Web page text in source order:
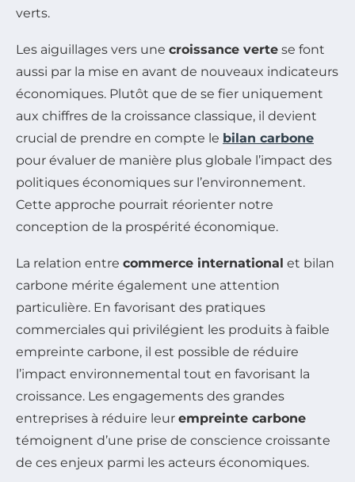
verts.
Les aiguillages vers une croissance verte se font
aussi par la mise en avant de nouveaux indicateurs
économiques. Plutôt que de se fier uniquement
aux chiffres de la croissance classique, il devient
crucial de prendre en compte le bilan carbone
pour évaluer de manière plus globale l’impact des
politiques économiques sur l’environnement.
Cette approche pourrait réorienter notre
conception de la prospérité économique.
La relation entre commerce international et bilan
carbone mérite également une attention
particulière. En favorisant des pratiques
commerciales qui privilégient les produits à faible
empreinte carbone, il est possible de réduire
l’impact environnemental tout en favorisant la
croissance. Les engagements des grandes
entreprises à réduire leur empreinte carbone
témoignent d’une prise de conscience croissante
de ces enjeux parmi les acteurs économiques.